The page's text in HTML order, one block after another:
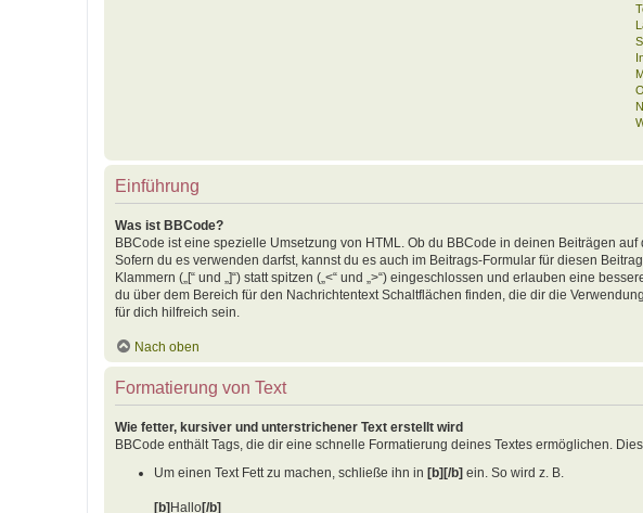
Einführung
Was ist BBCode?
BBCode ist eine spezielle Umsetzung von HTML. Ob du BBCode in deinen Beiträgen
Sofern du es verwenden darfst, kannst du es auch im Beitrags-Formular für diesen
Klammern („[“ und „]“) statt spitzen („<“ und „>“) eingeschlossen und erlauben eine
du über dem Bereich für den Nachrichtentext Schaltflächen finden, die dir die
für dich hilfreich sein.
Nach oben
Formatierung von Text
Wie fetter, kursiver und unterstrichener Text erstellt wird
BBCode enthält Tags, die dir eine schnelle Formatierung deines Textes ermöglichen.
Um einen Text Fett zu machen, schließe ihn in [b][/b] ein. So wird z. B.
[b]Hallo[/b]